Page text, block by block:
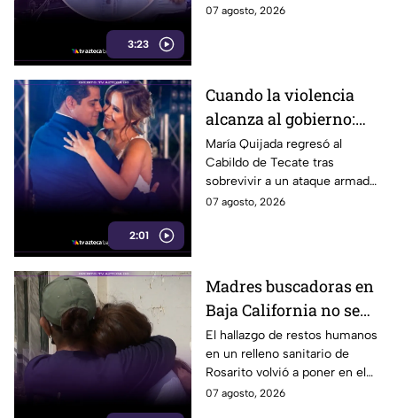
3:23
gobernadora y la fiscal del
07 agosto, 2026
2:01
Cuando la violencia
alcanza al gobierno:
regidora de Tecate
vuelve al Cabildo tras
sobrevivir a un ataque
armado
María Quijada regresó al
Cabildo de Tecate tras
sobrevivir a un ataque armado
en el que murió su esposo y
07 agosto, 2026
Madres buscadoras en
Baja California no se
detienen: hallazgo de
restos humanos
reaviva la
preocupación
El hallazgo de restos humanos
en un relleno sanitario de
Rosarito volvió a poner en el
centro la labor de las madres
07 agosto, 2026